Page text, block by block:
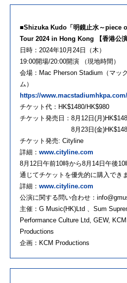
■Shizuka Kudo「明鏡止水～piece
Tour 2024 in Hong Kong 【香港公演
日時：2024年10月24日（木）
19:00開場/20:00開演 （現地時間）
会場：Mac Pherson Stadium（マッ
ム）
https://
チケット代：HK$1480/HK$980
チケット発売日：8月12日(月
8月23日(金)HK$1480/
チケット発売: Cityline
詳細： www.cityline.com
8月12日午前10時から8月14日午後
通じてチケットを優先的に購入でき
詳細： www.cityline.com
公演に関する問い合わせ：
主催：G Music(HK)Ltd 、Sum
Performance Culture Ltd, GEW,
Productions
企画：KCM Productions